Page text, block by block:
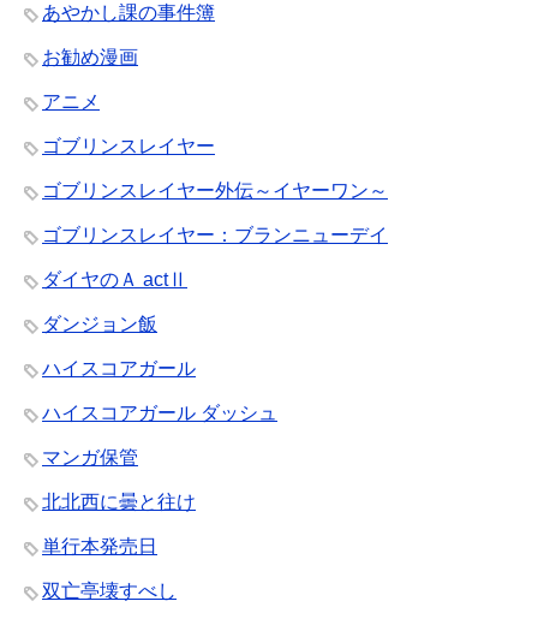
あやかし課の事件簿
お勧め漫画
アニメ
ゴブリンスレイヤー
ゴブリンスレイヤー外伝～イヤーワン～
ゴブリンスレイヤー：ブランニューデイ
ダイヤのＡ actⅡ
ダンジョン飯
ハイスコアガール
ハイスコアガール ダッシュ
マンガ保管
北北西に曇と往け
単行本発売日
双亡亭壊すべし